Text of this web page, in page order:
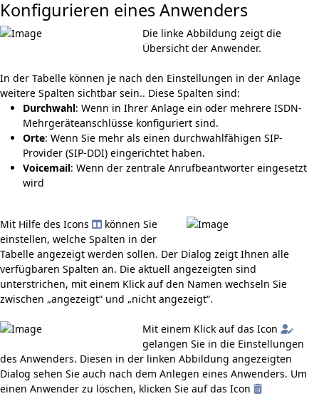
Konfigurieren eines Anwenders
Die linke Abbildung zeigt die
Übersicht der Anwender.
In der Tabelle können je nach den Einstellungen in der Anlage
weitere Spalten sichtbar sein.. Diese Spalten sind:
Durchwahl: Wenn in Ihrer Anlage ein oder mehrere ISDN-
Mehrgeräteanschlüsse konfiguriert sind.
Orte: Wenn Sie mehr als einen durchwahlfähigen SIP-
Provider (SIP-DDI) eingerichtet haben.
Voicemail: Wenn der zentrale Anrufbeantworter eingesetzt
wird
Mit Hilfe des Icons
können Sie
einstellen, welche Spalten in der
Tabelle angezeigt werden sollen. Der Dialog zeigt Ihnen alle
verfügbaren Spalten an. Die aktuell angezeigten sind
unterstrichen, mit einem Klick auf den Namen wechseln Sie
zwischen „angezeigt“ und „nicht angezeigt“.
Mit einem Klick auf das Icon
gelangen Sie in die Einstellungen
des Anwenders. Diesen in der linken Abbildung angezeigten
Dialog sehen Sie auch nach dem Anlegen eines Anwenders. Um
einen Anwender zu löschen, klicken Sie auf das Icon